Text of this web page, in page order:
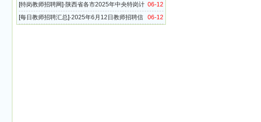
局所属学校2025年新教师招聘140名公告
06-12
[特岗教师招聘网]·陕西省各市2025年中央特岗计
划教师招聘考试岗位及设置标准发布
06-12
[每日教师招聘汇总]·2025年6月12日教师招聘信